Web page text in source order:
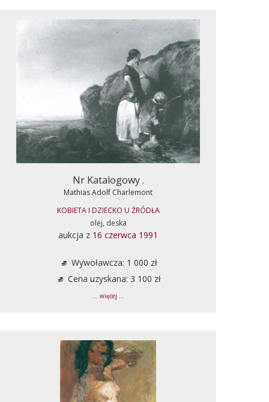
Nr Katalogowy .
Mathias Adolf Charlemont
KOBIETA I DZIECKO U ŹRÓDŁA
olej, deska
aukcja z 16 czerwca 1991
Wywoławcza: 1 000 zł
Cena uzyskana: 3 100 zł
... więcej ...